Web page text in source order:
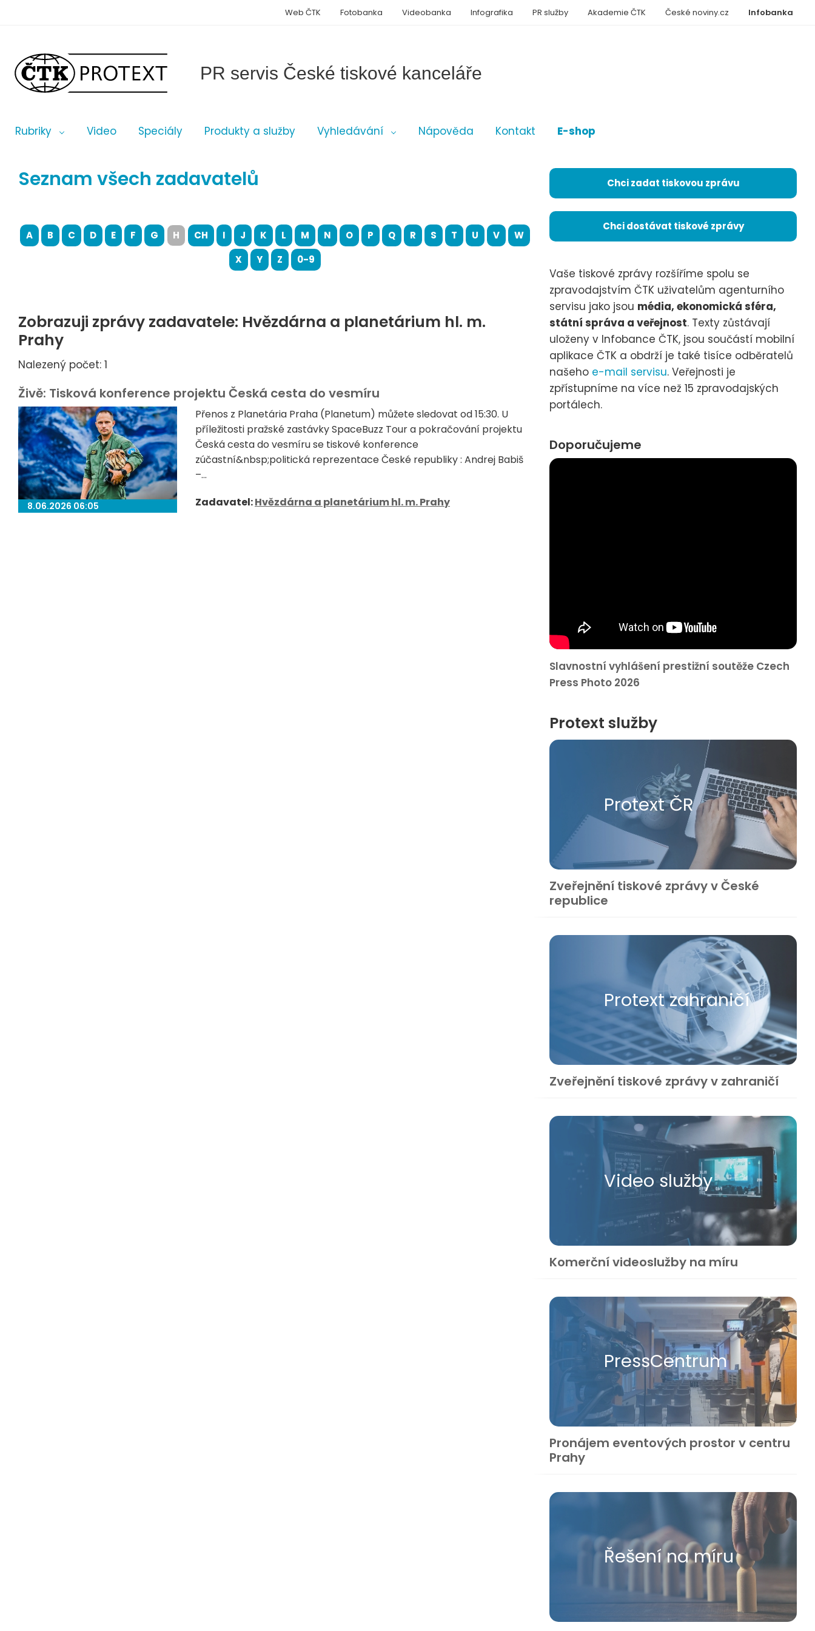
PR servis České tiskové kanceláře
Rubriky Video Speciály Produkty a služby Vyhledávání Nápověda Kontakt E-shop
Infobanka
Web ČTK Fotobanka Videobanka Infografika PR služby Akademie ČTK České noviny.cz
Seznam všech zadavatelů
A B C D E F G H CH I J K L M N O P Q R S T U V
W
X
Y Z 0-9
Zobrazuji zprávy zadavatele: Hvězdárna a planetárium hl. m.
Prahy
Nalezený počet: 1
Živě: Tisková konference projektu Česká cesta do vesmíru
8.06.2026 06:05
Přenos z Planetária Praha (Planetum) můžete sledovat od 15:30. U
příležitosti pražské zastávky SpaceBuzz Tour a pokračování projektu
Česká cesta do vesmíru se tiskové konference
zúčastní&nbsp;politická reprezentace České republiky : Andrej Babiš
–...
Zadavatel:Hvězdárna a planetárium hl. m. Prahy
Chci zadat tiskovou zprávu
Chci dostávat tiskové zprávy
Vaše tiskové zprávy rozšíříme spolu se
zpravodajstvím ČTK uživatelům agenturního
servisu jako jsou média, ekonomická sféra,
státní správa a veřejnost. Texty zůstávají
uloženy v Infobance ČTK, jsou součástí mobilní
aplikace ČTK a obdrží je také tisíce odběratelů
našeho e-mail servisu. Veřejnosti je
zpřístupníme na více než 15 zpravodajských
portálech.
Doporučujeme
Slavnostní vyhlášení prestižní soutěže Czech
Press Photo 2026
Protext služby
Protext ČR
Zveřejnění tiskové zprávy v České
republice
Protext zahraničí
Zveřejnění tiskové zprávy v zahraničí
Video služby
Komerční videoslužby na míru
Press​Centrum
Pronájem eventových prostor v centru
Prahy
Řešení na míru